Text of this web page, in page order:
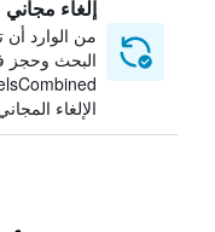
إلغاء مجاني
من الوارد
البحث وحجز
الإلغاء